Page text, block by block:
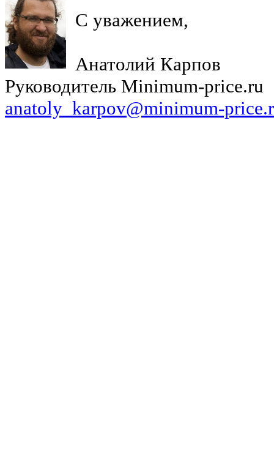
С уважением,
Анатолий Карпов
Руководитель Minimum-price.ru
anatoly_karpov@minimum-